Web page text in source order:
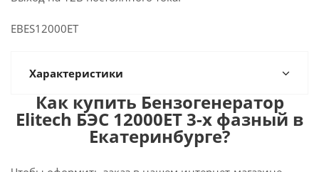
EBES12000ET
Характеристики
Как купить Бензогенератор
Elitech БЭС 12000ЕТ 3-х фазный в
Екатеринбурге?